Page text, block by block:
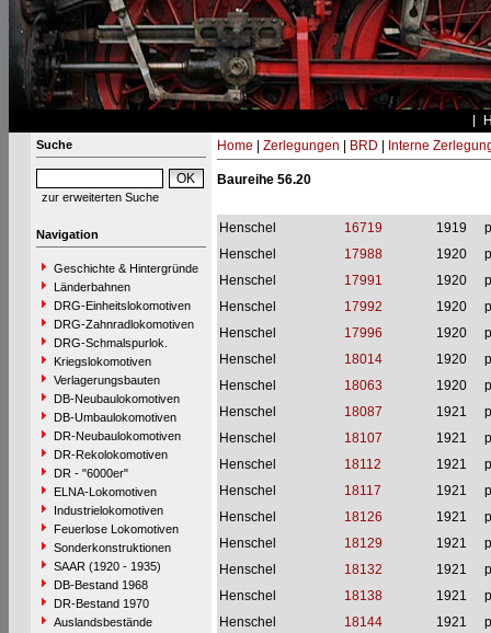
Suche
zur erweiterten Suche
Navigation
Geschichte & Hintergründe
Länderbahnen
DRG-Einheitslokomotiven
DRG-Zahnradlokomotiven
DRG-Schmalspurlok.
Kriegslokomotiven
Verlagerungsbauten
DB-Neubaulokomotiven
DB-Umbaulokomotiven
DR-Neubaulokomotiven
DR-Rekolokomotiven
DR - "6000er"
ELNA-Lokomotiven
Industrielokomotiven
Feuerlose Lokomotiven
Sonderkonstruktionen
SAAR (1920 - 1935)
DB-Bestand 1968
DR-Bestand 1970
Auslandsbestände
Home Zerlegungen BRD Interne
Baureihe 56.20
Henschel 16719 1919
Henschel
17988 1920
Henschel
17991 1920
Henschel
17992 1920
Henschel
17996 1920
Henschel
18014 1920
Henschel
18063 1920
Henschel
18087 1921
Henschel
18107 1921
Henschel
18112 1921
Henschel
18117 1921
Henschel
18126 1921
Henschel
18129 1921
Henschel
18132 1921
Henschel
18138 1921
Henschel
18144 1921